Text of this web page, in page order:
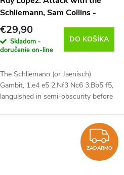
Schliemann, Sam Collins -
verzia na stiahnutie (anglicky)
€29,90
Skladom -
doručenie on-line
DO KOŠÍKA
The Schliemann (or Jaenisch)
Gambit, 1.e4 e5 2.Nf3 Nc6 3.Bb5 f5,
languished in semi-obscurity before
ZADARMO